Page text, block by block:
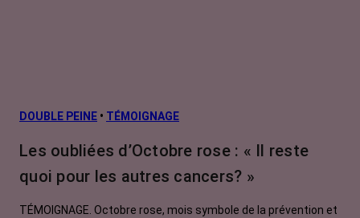
DOUBLE PEINE • TÉMOIGNAGE
Les oubliées d’Octobre rose : « Il reste
quoi pour les autres cancers? »
TÉMOIGNAGE. Octobre rose, mois symbole de la prévention et